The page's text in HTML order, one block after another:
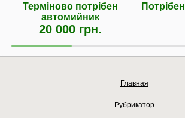
Терміново потрібен
автомийник
20 000 грн.
Главная
Рубрикатор